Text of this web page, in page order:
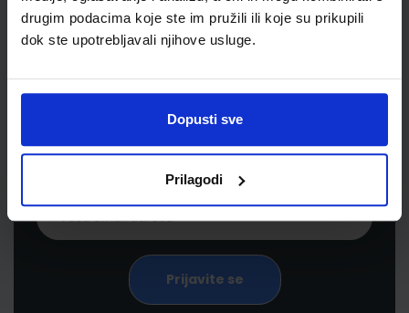
drugim podacima koje ste im pružili ili koje su prikupili
dok ste upotrebljavali njihove usluge.
Dopusti sve
Prilagodi
Newsletter prijava
Prijavite se kako bi primali informacije o novim
proizvodima i uslugama, akcijama i drugim
pogodnostima